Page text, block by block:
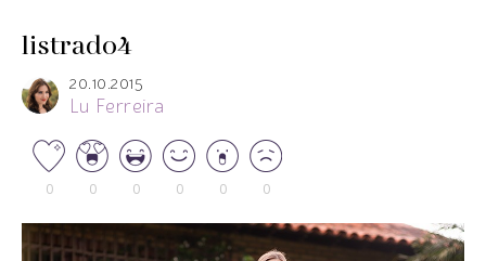
listrado4
20.10.2015
Lu Ferreira
0 0 0 0 0 0